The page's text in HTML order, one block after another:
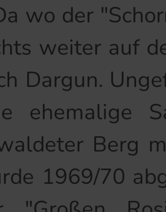
wo der
weiter auf
Dargun.
ehemalige
Berg
1969/70